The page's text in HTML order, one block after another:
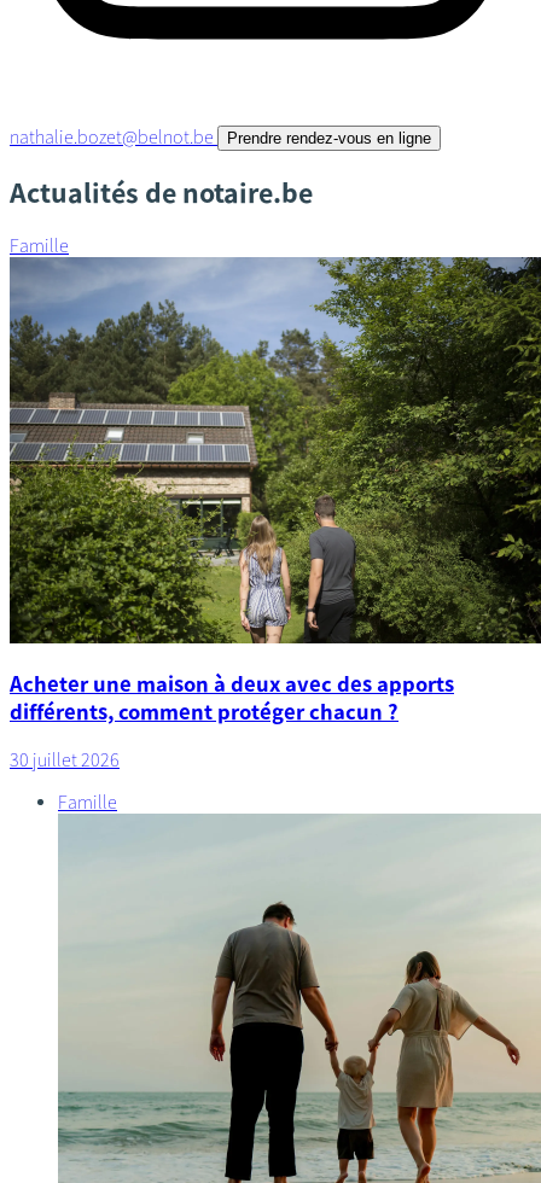
nathalie.bozet@belnot.be Prendre rendez-vous en ligne
Actualités de notaire.be
Famille
Acheter une maison à deux avec des apports
différents, comment protéger chacun ?
30 juillet 2026
Famille